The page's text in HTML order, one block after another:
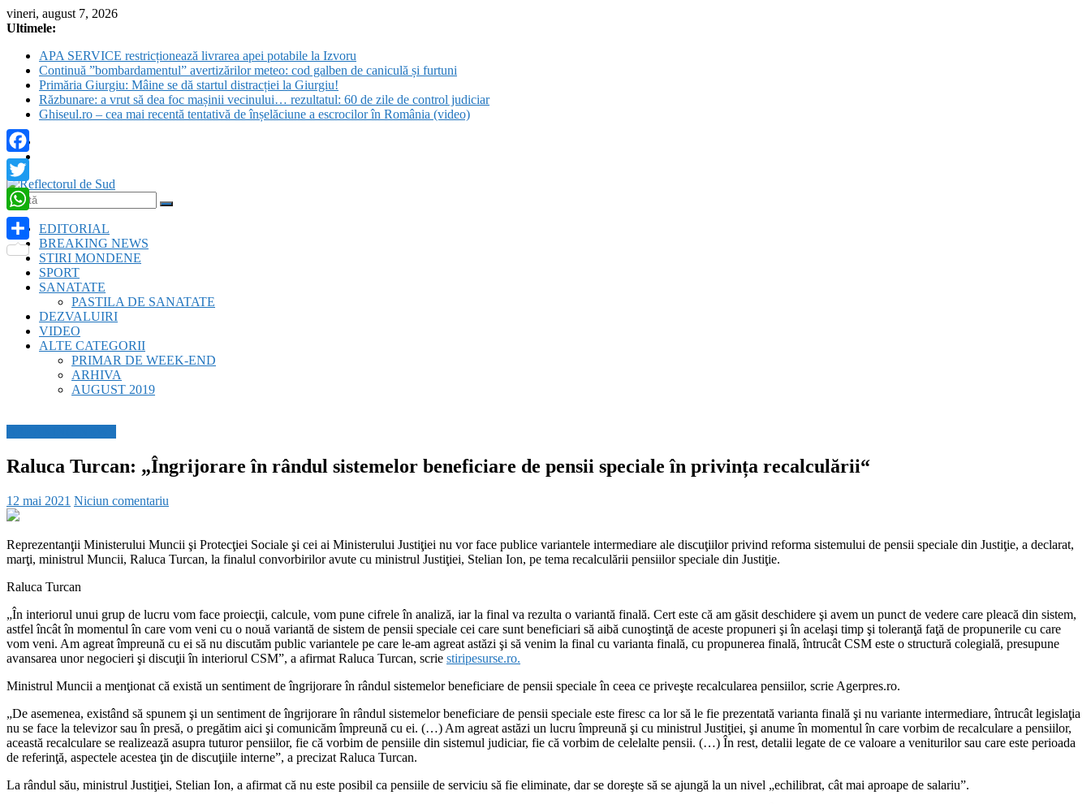
Skip
to
vineri, august 7, 2026
Ultimele:
APA SERVICE restricționează livrarea apei potabile la Izvoru
Continuă ”bombardamentul” avertizărilor meteo: cod galben de caniculă și furtuni
Primăria Giurgiu: Mâine se dă startul distracției la Giurgiu!
Răzbunare: a vrut să dea foc mașinii vecinului… rezultatul: 60 de zile de control judiciar
Ghiseul.ro – cea mai recentă tentativă de înșelăciune a escrocilor în România (video)
Reflectorul
de
Sud
EDITORIAL
BREAKING NEWS
STIRI MONDENE
SPORT
SANATATE
PASTILA DE SANATATE
DEZVALUIRI
VIDEO
ALTE CATEGORII
PRIMAR DE WEEK-END
ARHIVA
AUGUST 2019
Raluca Turcan: „Îngrijorare în rândul sistemelor beneficiare de pensii speciale în privința recalculării“
12 mai 2021 Niciun comentariu
Reprezentanţii Ministerului Muncii şi Protecţiei Sociale şi cei ai Ministerului Justiţiei nu vor face publice variantele intermediare ale discuţiilor privind reforma sistemului de pensii speciale din Justiţie, a declarat,
marţi, ministrul Muncii, Raluca Turcan, la finalul convorbirilor avute cu ministrul Justiţiei, Stelian Ion, pe tema recalculării pensiilor speciale din Justiţie.
Raluca Turcan
„În interiorul unui grup de lucru vom face proiecţii, calcule, vom pune cifrele în analiză, iar la final va rezulta o variantă finală. Cert este că am găsit deschidere şi avem un punct de vedere care pleacă din sistem,
astfel încât în momentul în care vom veni cu o nouă variantă de sistem de pensii speciale cei care sunt beneficiari să aibă cunoştinţă de aceste propuneri şi în acelaşi timp şi toleranţă faţă de propunerile cu care
vom veni. Am agreat împreună cu ei să nu discutăm public variantele pe care le-am agreat astăzi şi să venim la final cu varianta finală, cu propunerea finală, întrucât CSM este o structură colegială, presupune
avansarea unor negocieri şi discuţii în interiorul CSM”, a afirmat Raluca Turcan, scrie stiripesurse.ro.
Ministrul Muncii a menţionat că există un sentiment de îngrijorare în rândul sistemelor beneficiare de pensii speciale în ceea ce priveşte recalcularea pensiilor, scrie Agerpres.ro.
„De asemenea, existând să spunem şi un sentiment de îngrijorare în rândul sistemelor beneficiare de pensii speciale este firesc ca lor să le fie prezentată varianta finală şi nu variante intermediare, întrucât legislaţia
nu se face la televizor sau în presă, o pregătim aici şi comunicăm împreună cu ei. (…) Am agreat astăzi un lucru împreună şi cu ministrul Justiţiei, şi anume în momentul în care vorbim de recalculare a pensiilor,
această recalculare se realizează asupra tuturor pensiilor, fie că vorbim de pensiile din sistemul judiciar, fie că vorbim de celelalte pensii. (…) În rest, detalii legate de ce valoare a veniturilor sau care este perioada
de referinţă, aspectele acestea ţin de discuţiile interne”, a precizat Raluca Turcan.
La rândul său, ministrul Justiţiei, Stelian Ion, a afirmat că nu este posibil ca pensiile de serviciu să fie eliminate, dar se doreşte să se ajungă la un nivel „echilibrat, cât mai aproape de salariu”.
Facebook
Twitter
WhatsApp
Partajează